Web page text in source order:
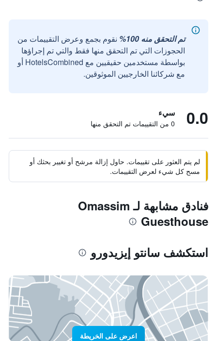
تم التحقق منه 100%
نقوم بجمع وعرض التقييمات من
الحجوزات التي تم التحقق منها فقط والتي تم إجراؤها
بواسطة مستخدمين حقيقيين مع HotelsCombined أو
مع شركائنا الخارجيين الموثوقين.
0.0 سيء
0 من التقييمات تم التحقق منها
لم يتم العثور على تقييمات. حاول إزالة مرشح أو تغيير بحثك أو
مسح كل شيء لعرض التقييمات.
فنادق مشابهة لـ Omassim
Guesthouse
استكشف سانتو إيزيدورو
اعرض على الخريطة